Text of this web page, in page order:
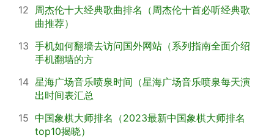
12
周杰伦十大经典歌曲排名（周杰伦十首必听经典歌
曲推荐）
13 手机如何翻墙去访问国外网站（系列指南全面介绍
手机翻墙的方
14 星海广场音乐喷泉时间（星海广场音乐喷泉每天演
出时间表汇总
15 中国象棋大师排名（2023最新中国象棋大师排名
top10揭晓）